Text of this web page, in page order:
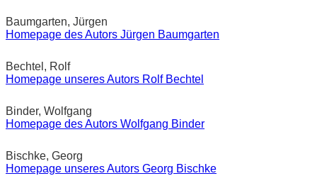
Baumgarten, Jürgen
Homepage des Autors Jürgen Baumgarten
Bechtel, Rolf
Homepage unseres Autors Rolf Bechtel
Binder, Wolfgang
Homepage des Autors Wolfgang Binder
Bischke, Georg
Homepage unseres Autors Georg Bischke